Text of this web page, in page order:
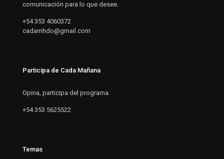
comunicación para lo que desee.
+54 353 4060372
cadamhdo@gmail.com
Participa de Cada Mañana
Opina, participa del programa.
+54 353 5625522
Temas